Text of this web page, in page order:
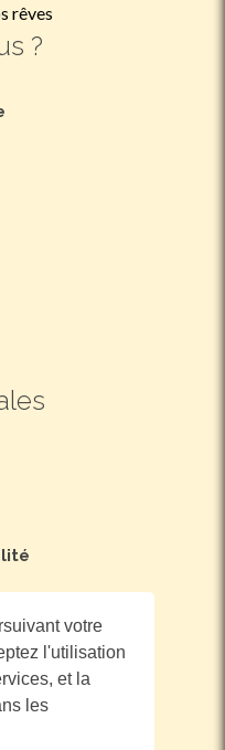
votre
l'utilisation
et la
les
rêves
?
presse